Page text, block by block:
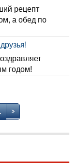
рецепт
а обед по
годом!